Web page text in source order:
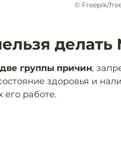
© Freepik/
делать
две группы причин,
здоровья и
работе.